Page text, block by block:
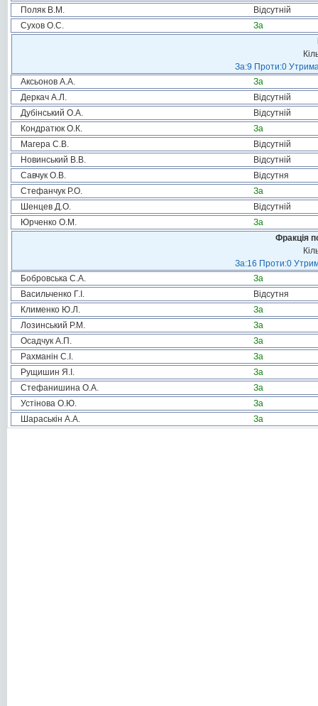
Поляк В.М.
Відсутній
Сухов О.С.
За
За:9 Проти:0
Аксьонов А.А.
За
Деркач А.Л.
Відсутній
Дубінський О.А.
Відсутній
Кондратюк О.К.
За
Магера С.В.
Відсутній
Новинський В.В.
Відсутній
Савчук О.В.
Відсутня
Стефанчук Р.О.
За
Шенцев Д.О.
Відсутній
Юрченко О.М.
За
Фракція
За:16 Проти:0
Бобровська С.А.
За
Васильченко Г.І.
Відсутня
Клименко Ю.Л.
За
Лозинський Р.М.
За
Осадчук А.П.
За
Рахманін С.І.
За
Рущишин Я.І.
За
Стефанишина О.А.
За
Устінова О.Ю.
За
Шараськін А.А.
За